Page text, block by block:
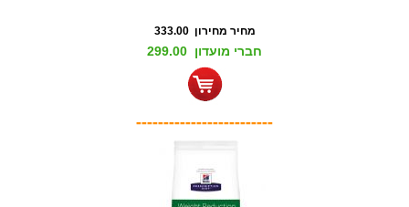
מחיר מחירון 333.00
חברי מועדון 299.00
-------------------------